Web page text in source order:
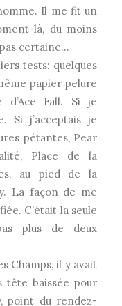
Il me fit un
là, du moins
pas certaine…
tests: quelques
papier pelure
d’Ace Fall. Si je
Si j’acceptais je
pétantes, Pear
Place de la
au pied de la
La façon de me
C’était la seule
plus de deux
Champs, il y avait
tête baissée pour
point du rendez-